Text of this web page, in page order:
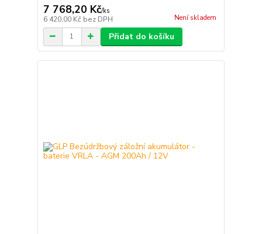
7 768,20 Kč/ks
6 420,00 Kč bez DPH Není skladem
Přidat do košíku